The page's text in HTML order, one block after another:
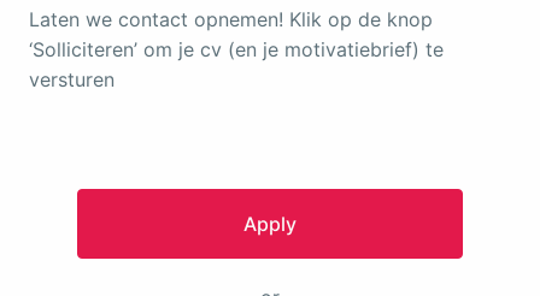
Laten we contact opnemen! Klik op de knop
‘Solliciteren’ om je cv (en je motivatiebrief) te
versturen
Apply